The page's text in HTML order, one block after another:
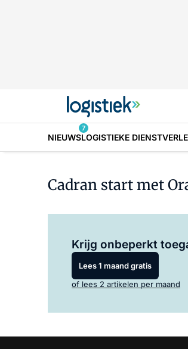
NIEUWS
7
LOGISTIEKE
Cadran start met
Krijg onbeperkt
Lees 1 maand gratis
of lees 2 artikelen per maand